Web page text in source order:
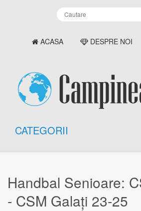
ACASA DESPRE NOI
CATEGORII
Handbal Senioare:
- CSM Galați 23-25